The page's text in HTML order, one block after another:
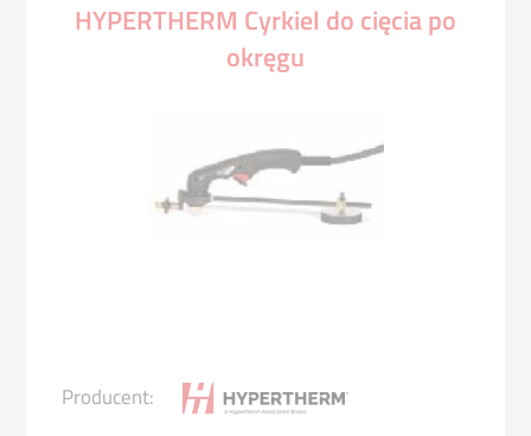
HYPERTHERM Cyrkiel do cięcia po
okręgu
Producent: